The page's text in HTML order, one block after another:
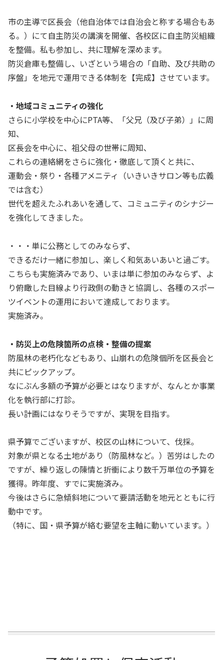
市の主導で区長会（他自治体では自治会と称する場合もあ
る。）にて自主防災の講演を開催、各校区に自主防災組織
を整備。私も参加し、共に理解を深めます。
防災倉庫も整備し、いざという場合の「自助、及び共助の
序盤」を地元で運用できる体制を【完成】させています。
・地域コミュニティの強化
さらに小学校を中心にPTA等、「父兄（及び子弟）」に周
知、
区長会を中心に、祖父母の世帯に周知、
これらの連絡網をさらに強化・徹底して頂くと共に、
運動会・祭り・各種アメニティ（いきいきサロン等も広義
では含む）
世代を超えたふれあいを通して、コミュニティのシナジー
を強化してきました。
・・・単に公務としてのみならず、
できるだけ一緒に参加し、楽しく和気あいあいと過ごす。
こちらも実施済みであり、いまは単に参加のみならず、よ
り俯瞰した目線より行政側の動きと協調し、各種のスポー
ツイベントの運用において達成しております。
実施済み。
・防災上の危険箇所の点検・整備の提案
防風林の老朽化などもあり、山崩れの危険個所を区長会と
共にピックアップ。
なにぶん多額の予算が必要とはなりますが、なんとか事業
化を執行部に打診。
長い計画にはなりそうですが、実現を目指す。
県予算でございますが、校区の山林について、伐採。
対象が県となる土地があり（防風林など。）苦労はしたの
ですが、繰り返しの陳情と折衝により数千万単位の予算を
獲得。昨年度、すでに実施済み。
今後はさらに急傾斜地について要請活動を地元とともに行
動中です。
（特に、国・県予算が絡む要望を主軸に動いています。）